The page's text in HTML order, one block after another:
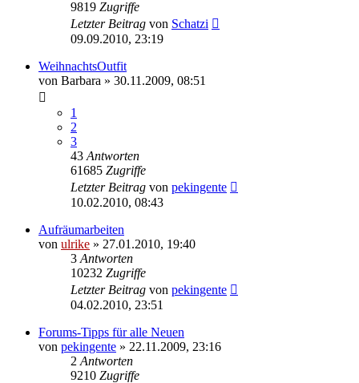
9819 Zugriffe
Letzter Beitrag von Schatzi
09.09.2010, 23:19
WeihnachtsOutfit
von Barbara » 30.11.2009, 08:51
1
2
3
43 Antworten
61685 Zugriffe
Letzter Beitrag von pekingente
10.02.2010, 08:43
Aufräumarbeiten
von ulrike » 27.01.2010, 19:40
3 Antworten
10232 Zugriffe
Letzter Beitrag von pekingente
04.02.2010, 23:51
Forums-Tipps für alle Neuen
von pekingente » 22.11.2009, 23:16
2 Antworten
9210 Zugriffe